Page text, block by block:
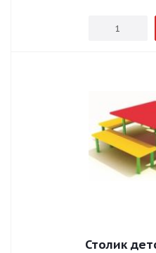
Столик